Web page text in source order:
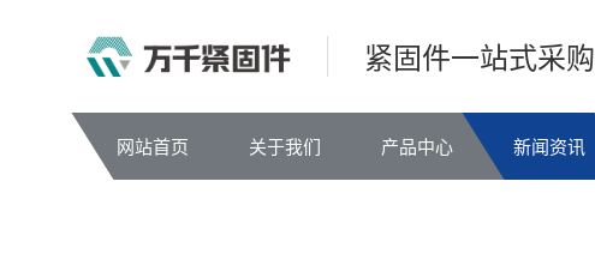
紧固件一站式采购
网站首页 关于我们 产品中心 新闻资讯